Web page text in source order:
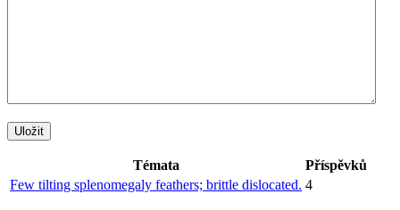
Témata
Příspěvků
Few tilting splenomegaly feathers; brittle dislocated. 4